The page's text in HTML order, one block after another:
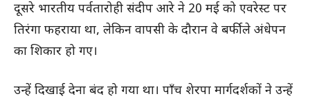
दूसरे भारतीय पर्वतारोही संदीप आरे ने 20 मई को एवरेस्ट पर
तिरंगा फहराया था, लेकिन वापसी के दौरान वे बर्फीले अंधेपन
का शिकार हो गए।
उन्हें दिखाई देना बंद हो गया था। पाँच शेरपा मार्गदर्शकों ने उन्हें